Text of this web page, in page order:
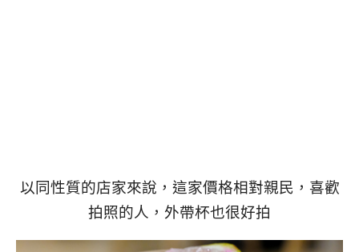
以同性質的店家來說，這家價格相對親民，喜歡
拍照的人，外帶杯也很好拍